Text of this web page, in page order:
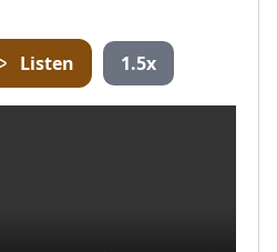
Listen 1.5x